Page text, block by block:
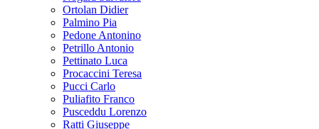
Ortolan Didier
Palmino Pia
Pedone Antonino
Petrillo Antonio
Pettinato Luca
Procaccini Teresa
Pucci Carlo
Puliafito Franco
Pusceddu Lorenzo
Ratti Giuseppe